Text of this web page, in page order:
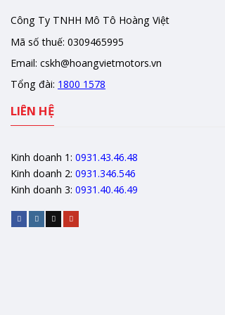
Công Ty TNHH Mô Tô Hoàng Việt
Mã số thuế: 0309465995
Email: cskh@hoangvietmotors.vn
Tổng đài: 1800 1578
LIÊN HỆ
Kinh doanh 1: 0931.43.46.48
Kinh doanh 2: 0931.346.546
Kinh doanh 3: 0931.40.46.49